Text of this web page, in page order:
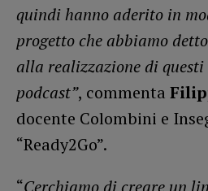
quindi hanno aderito in
progetto che abbiamo
alla realizzazione di
podcast”, commenta
docente Colombini e
“Ready2Go”.
“Cerchiamo di creare un